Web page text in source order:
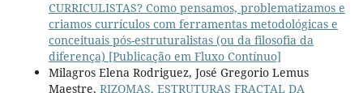
CURRICULISTAS? Como pensamos, problematizamos e
criamos currículos com ferramentas metodológicas e
conceituais pós-estruturalistas (ou da filosofia da
diferença) [Publicação em Fluxo Contínuo]
Milagros Elena Rodriguez, José Gregorio Lemus
Maestre, RIZOMAS, ESTRUTURAS FRACTAL DA